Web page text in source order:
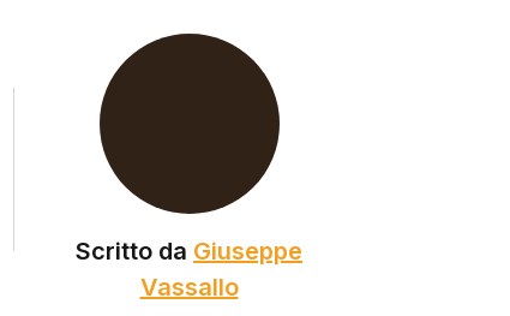
Scritto da Giuseppe
Vassallo